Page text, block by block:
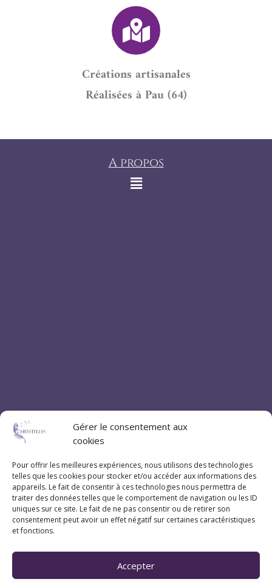
Gérer le consentement aux
cookies
Pour offrir les meilleures expériences, nous utilisons des technologies
telles que les cookies pour stocker et/ou accéder aux informations des
appareils. Le fait de consentir à ces technologies nous permettra de
traiter des données telles que le comportement de navigation ou les ID
uniques sur ce site. Le fait de ne pas consentir ou de retirer son
consentement peut avoir un effet négatif sur certaines caractéristiques
et fonctions.
Accepter
Créations artisanales
Réalisées à Pau (64)
A propos